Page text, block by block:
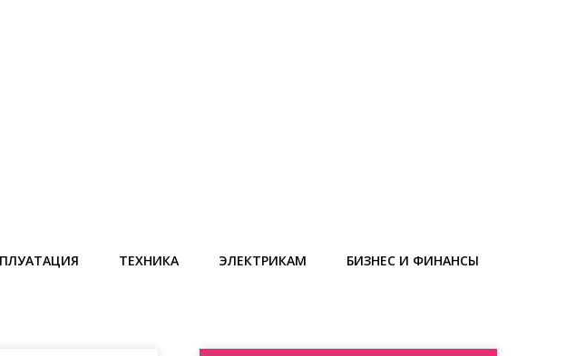
ТЕХНИКА ЭЛЕКТРИКАМ БИЗНЕС И ФИНАНСЫ